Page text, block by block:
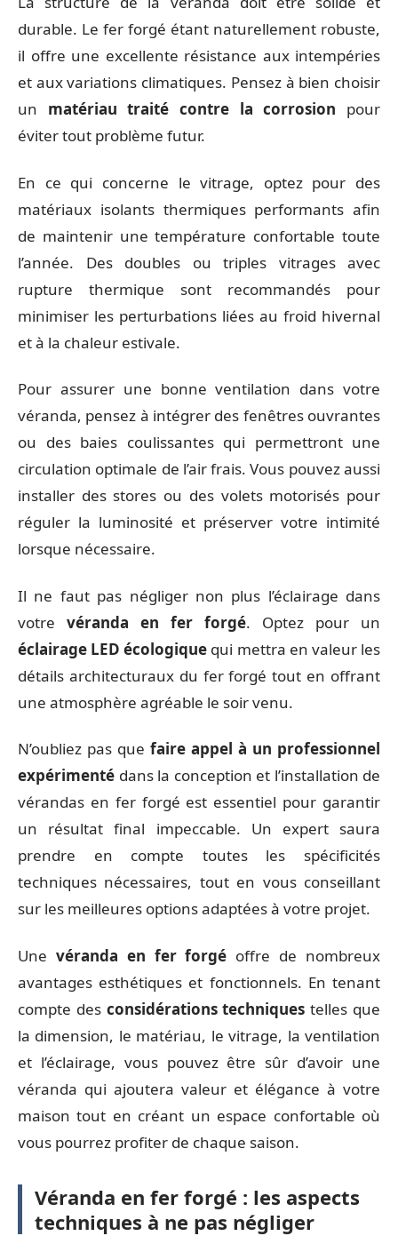
durable. Le fer forgé étant naturellement robuste,
il offre une excellente résistance aux intempéries
et aux variations climatiques. Pensez à bien choisir
un matériau traité contre la corrosion pour
éviter tout problème futur.
En ce qui concerne le vitrage, optez pour des
matériaux isolants thermiques performants afin
de maintenir une température confortable toute
l’année. Des doubles ou triples vitrages avec
rupture thermique sont recommandés pour
minimiser les perturbations liées au froid hivernal
et à la chaleur estivale.
Pour assurer une bonne ventilation dans votre
véranda, pensez à intégrer des fenêtres ouvrantes
ou des baies coulissantes qui permettront une
circulation optimale de l’air frais. Vous pouvez aussi
installer des stores ou des volets motorisés pour
réguler la luminosité et préserver votre intimité
lorsque nécessaire.
Il ne faut pas négliger non plus l’éclairage dans
votre véranda en fer forgé. Optez pour un
éclairage LED écologique qui mettra en valeur les
détails architecturaux du fer forgé tout en offrant
une atmosphère agréable le soir venu.
N’oubliez pas que faire appel à un professionnel
expérimenté dans la conception et l’installation de
vérandas en fer forgé est essentiel pour garantir
un résultat final impeccable. Un expert saura
prendre en compte toutes les spécificités
techniques nécessaires, tout en vous conseillant
sur les meilleures options adaptées à votre projet.
Une véranda en fer forgé offre de nombreux
avantages esthétiques et fonctionnels. En tenant
compte des considérations techniques telles que
la dimension, le matériau, le vitrage, la ventilation
et l’éclairage, vous pouvez être sûr d’avoir une
véranda qui ajoutera valeur et élégance à votre
maison tout en créant un espace confortable où
vous pourrez profiter de chaque saison.
Véranda en fer forgé : les aspects
techniques à ne pas négliger